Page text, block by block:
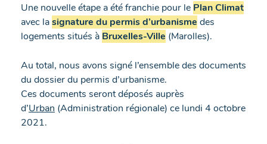
Une nouvelle étape a été franchie pour le Plan Climat
avec lasignature du permis d’urbanisme des
logements situés à Bruxelles-Ville (Marolles).
Au total, nous avons signé l’ensemble des documents
du dossier du permis d’urbanisme.
Ces documents seront déposés auprès
d’Urban (Administration régionale) ce lundi 4 octobre
2021.